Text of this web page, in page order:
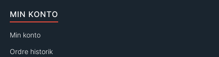
MIN KONTO
Min konto
Ordre historik